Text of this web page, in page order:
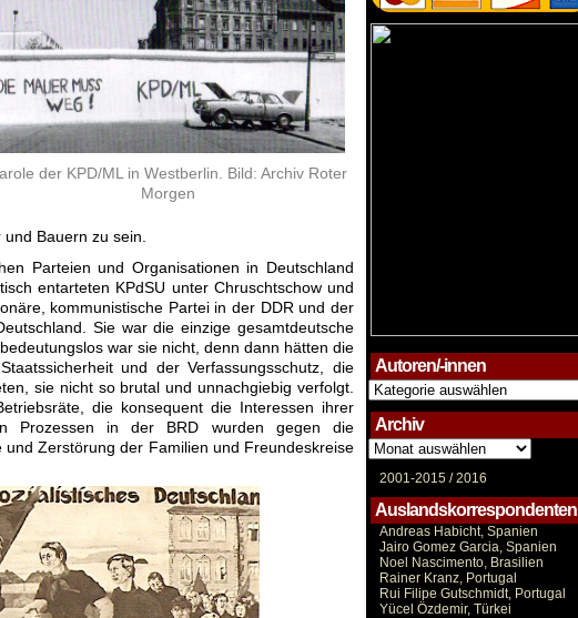
der KPD/ML in Westberlin. Bild: Archiv Roter
Morgen
Bauern zu sein.
Parteien und Organisationen in Deutschland
entarteten KPdSU unter Chruschtschowund
kommunistische Partei in der DDR und der
Sie war die einzige gesamtdeutsche
war sie nicht, denn dann hätten die
und der Verfassungsschutz, die
sie nicht so brutal und unnachgiebig verfolgt.
die konsequent die Interessen ihrer
Prozessen in der BRD wurden gegen die
Zerstörung der Familien und Freundeskreise
Autoren/-innen
Autoren/-
innen
Archiv
Archiv
2001-2015 /2016
Auslandskorrespondenten
Andreas Habicht, Spanien
Jairo Gomez Garcia, Spanien
Noel Nascimento, Brasilien
Rainer Kranz, Portugal
Rui Filipe Gutschmidt, Portugal
Yücel Özdemir, Türkei